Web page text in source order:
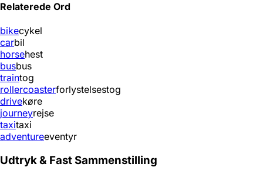
Relaterede Ord
bikecykel
carbil
horsehest
busbus
traintog
rollercoasterforlystelsestog
drivekøre
journeyrejse
taxitaxi
adventureeventyr
Udtryk & Fast Sammenstilling